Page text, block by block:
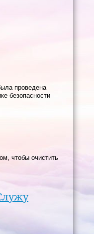
проведена
безопасности
чтобы очистить